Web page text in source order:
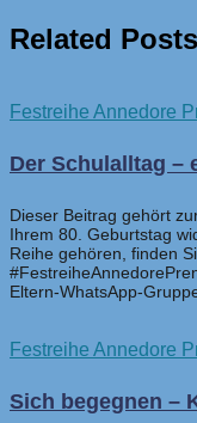
Related Posts
Festreihe Annedore
Der Schulalltag –
Dieser Beitrag gehört
Ihrem 80. Geburtstag
Reihe gehören, finden
Eltern-WhatsApp-
Festreihe Annedore
Sich begegnen –